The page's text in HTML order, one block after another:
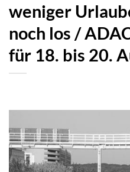
weniger
noch los /
für 18. bis 20.